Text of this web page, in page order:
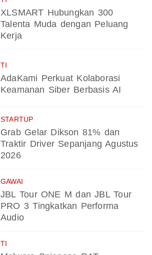
XLSMART Hubungkan 300
Talenta Muda dengan Peluang
Kerja
TI
AdaKami Perkuat Kolaborasi
Keamanan Siber Berbasis AI
STARTUP
Grab Gelar Dikson 81% dan
Traktir Driver Sepanjang Agustus
2026
GAWAI
JBL Tour ONE M dan JBL Tour
PRO 3 Tingkatkan Performa
Audio
TI